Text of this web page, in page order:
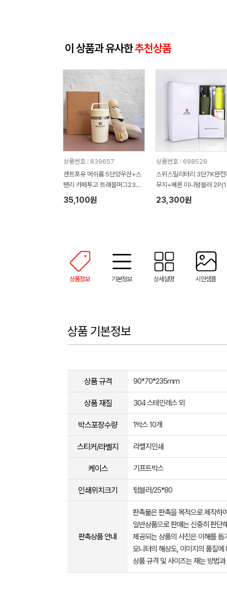
이 상품과 유사한추천상품
상품번호 : 839657
센트포유 머쉬룸 5단양우산+스
탠리 카페투고 트래블머그236
세트
35,100원
상품번호 : 698529
스위스밀리터리 3단7K완전
무지+베른 미니텀블러
ml) 세트
23,300원
상품정보 기본정보 상세설명 시안샘플
상품 기본정보
상품 규격 90*70*235mm
상품 재질 304 스테인레스 외
박스포장수량 1박스 10개
스티커/라벨지 라벨지인쇄
케이스 기프트박스
인쇄위치크기 텀블러/25*80
판촉상품 안내
판촉물은 판촉을 목적으로 제작하
일반상품으로 판매는 신중히 판단
제공되는 상품의 사진은 이해를
모니터의 해상도, 이미지의 품질
상품 규격 및 사이즈는 재는 방법